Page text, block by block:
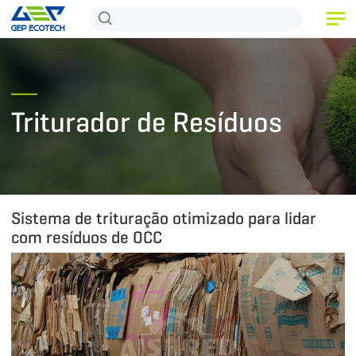
PRODUTO
APLICAÇÃO
SOBRE NÓS
FALE CONOSCO
Triturador de Resíduos
Sistema de trituração otimizado para lidar
com resíduos de OCC